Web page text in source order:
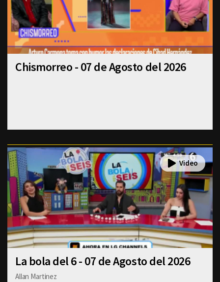
Chismorreo - 07 de Agosto del 2026
La bola del 6 - 07 de Agosto del 2026
Allan Martinez